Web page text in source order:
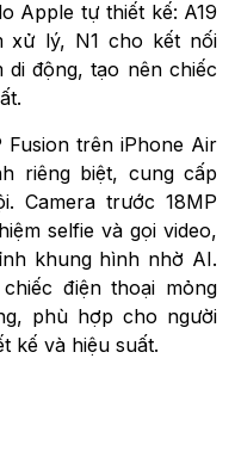
Apple tự thiết kế: A19
xử lý, N1 cho kết nối
di động, tạo nên chiếc
trên iPhone Air
riêng biệt, cung cấp
Camera trước 18MP
selfie và gọi video,
khung hình nhờ AI.
điện thoại mỏng
phù hợp cho người
kế và hiệu suất.